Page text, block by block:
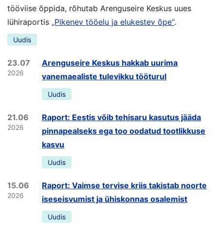
tööviise õppida, rõhutab Arenguseire Keskus uues
lühiraportis „Pikenev tööelu ja elukestev õpe“.
Uudis
23.07
2026
Arenguseire Keskus hakkab uurima
vanemaealiste tulevikku tööturul
Uudis
21.06
2026
Raport: Eestis võib tehisaru kasutus jääda
pinnapealseks ega too oodatud tootlikkuse
kasvu
Uudis
15.06
2026
Raport: Vaimse tervise kriis takistab noorte
iseseisvumist ja ühiskonnas osalemist
Uudis